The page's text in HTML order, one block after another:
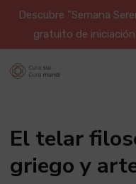
Descubre "Semana
gratuito de
El telar
griego y